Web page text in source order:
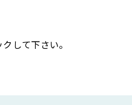
して下さい。